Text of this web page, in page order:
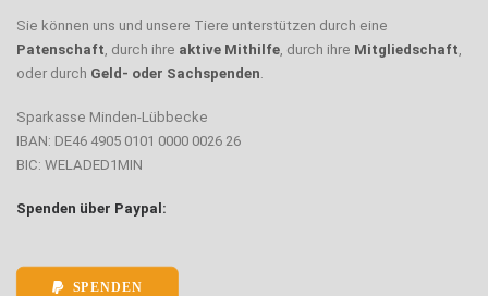
Sie können uns und unsere Tiere unterstützen durch eine
Patenschaft, durch ihre aktive Mithilfe, durch ihre Mitgliedschaft,
oder durch Geld- oder Sachspenden.
Sparkasse Minden-Lübbecke
IBAN: DE46 4905 0101 0000 0026 26
BIC: WELADED1MIN
Spenden über Paypal:
SPENDEN